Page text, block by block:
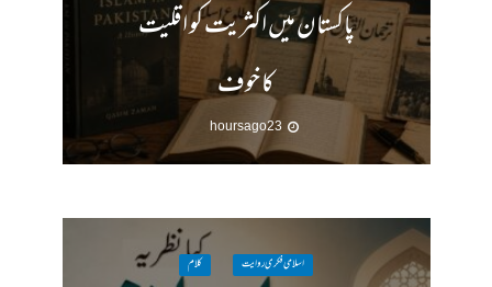
پاکستان میں اکثریت کو اقلیت
کا خوف
23 hours ago
اسلامی فکری روایت کلام